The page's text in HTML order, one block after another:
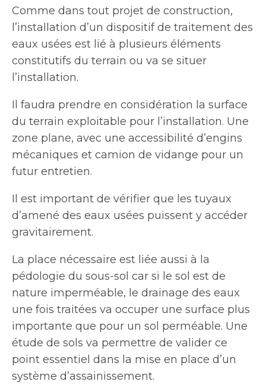
Comme dans tout projet de construction,
l’installation d’un dispositif de traitement des
eaux usées est lié à plusieurs éléments
constitutifs du terrain ou va se situer
l’installation.
Il faudra prendre en considération la surface
du terrain exploitable pour l’installation. Une
zone plane, avec une accessibilité d’engins
mécaniques et camion de vidange pour un
futur entretien.
Il est important de vérifier que les tuyaux
d’amené des eaux usées puissent y accéder
gravitairement.
La place nécessaire est liée aussi à la
pédologie du sous-sol car si le sol est de
nature imperméable, le drainage des eaux
une fois traitées va occuper une surface plus
importante que pour un sol perméable. Une
étude de sols va permettre de valider ce
point essentiel dans la mise en place d’un
système d’assainissement.